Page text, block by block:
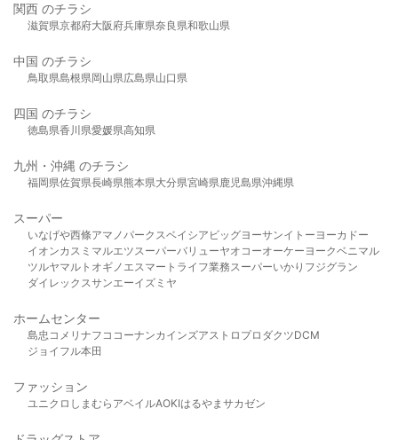
関西 のチラシ
滋賀県京都府大阪府兵庫県奈良県和歌山県
中国 のチラシ
鳥取県島根県岡山県広島県山口県
四国 のチラシ
徳島県香川県愛媛県高知県
九州・沖縄 のチラシ
福岡県佐賀県長崎県熊本県大分県宮崎県鹿児島県沖縄県
スーパー
いなげや西條アマノパークスベイシア ビッグヨーサンイトーヨーカドー
イオンカスミ マルエツスーパーバリューヤオコーオーケー ヨークベニマル
ツルヤマルト オギノ エスマート ライフ業務スーパーいかり フジグラン
ダイレックスサンエーイズミヤ
ホームセンター
島忠 コメリ ナフコ コーナンカインズアストロプロダクツDCM
ジョイフル本田
ファッション
ユニクロ しまむら アベイルAOKIはるやま サカゼン